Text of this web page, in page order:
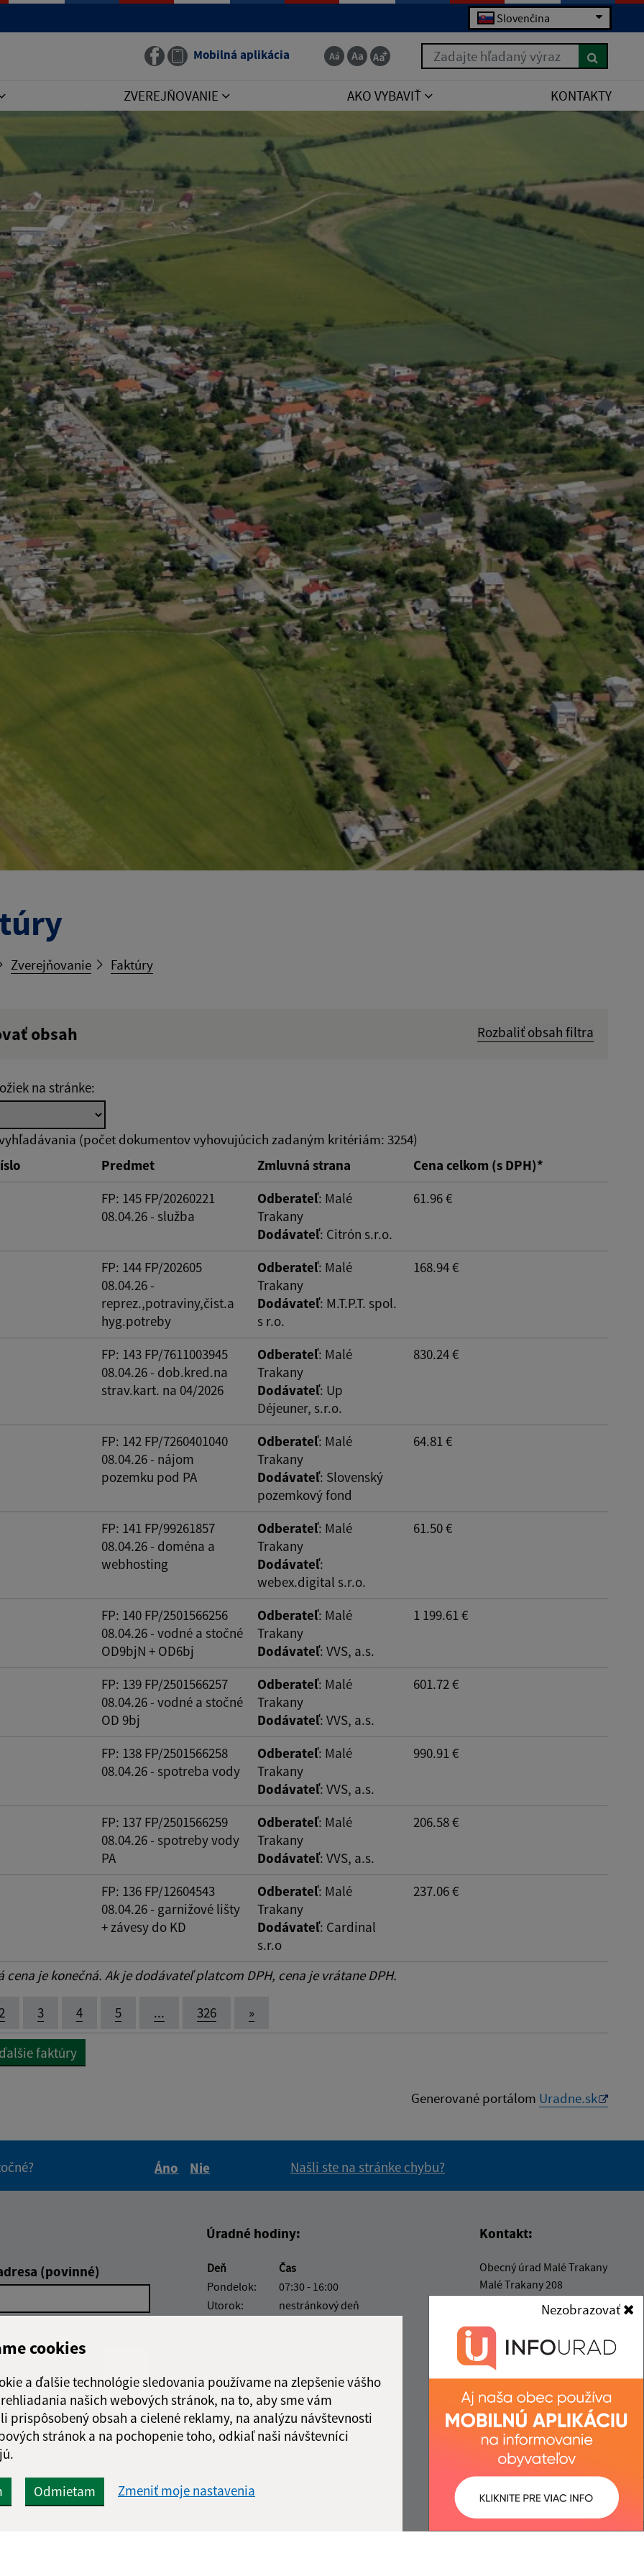
cookies
a ďalšie technológie sledovania používame na zlepšenie vášho
našich webových stránok, na to, aby sme vám
prispôsobený obsah a cielené reklamy, na analýzu návštevnosti
stránok a na pochopenie toho, odkiaľ naši návštevníci
Odmietam Zmeniť moje nastavenia
Nezobrazovať
Slovenčina
Mobilná aplikácia Zadajte hľadaný výraz
ZVEREJŇOVANIE AKO VYBAVIŤ KONTAKTY
Zverejňovanie Faktúry
obsah
Rozbaliť obsah filtra
Suma do:
Reset
na stránke:
(počet dokumentov vyhovujúcich zadaným kritériám: 3254)
Predmet Zmluvná strana
Cena celkom (s DPH)*
FP: 145 FP/20260221
08.04.26 - služba
Odberateľ: Malé
Trakany
Dodávateľ: Citrón s.r.o.
61.96 €
FP: 144 FP/202605
08.04.26 -
reprez.,potraviny,čist.a
hyg.potreby
Odberateľ: Malé
Trakany
Dodávateľ: M.T.P.T. spol.
s r.o.
168.94 €
FP: 143 FP/7611003945
08.04.26 - dob.kred.na
strav.kart. na 04/2026
Odberateľ: Malé
Trakany
Dodávateľ: Up
Déjeuner, s.r.o.
830.24 €
FP: 142 FP/7260401040
08.04.26 - nájom
pozemku pod PA
Odberateľ: Malé
Trakany
Dodávateľ: Slovenský
pozemkový fond
64.81 €
FP: 141 FP/99261857
08.04.26 - doména a
webhosting
Odberateľ: Malé
Trakany
Dodávateľ:
webex.digital s.r.o.
61.50 €
FP: 140 FP/2501566256
08.04.26 - vodné a stočné
OD9bjN + OD6bj
Odberateľ: Malé
Trakany
Dodávateľ: VVS, a.s.
1 199.61 €
FP: 139 FP/2501566257
08.04.26 - vodné a stočné
OD 9bj
Odberateľ: Malé
Trakany
Dodávateľ: VVS, a.s.
601.72 €
FP: 138 FP/2501566258
08.04.26 - spotreba vody
Odberateľ: Malé
Trakany
Dodávateľ: VVS, a.s.
990.91 €
FP: 137 FP/2501566259
08.04.26 - spotreby vody
PA
Odberateľ: Malé
Trakany
Dodávateľ: VVS, a.s.
206.58 €
FP: 136 FP/12604543
08.04.26 - garnižové lišty
+ závesy do KD
Odberateľ: Malé
Trakany
Dodávateľ: Cardinal
s.r.o
237.06 €
cena je konečná. Ak je dodávateľ platcom DPH, cena je vrátane DPH.
2 3 4 5 ... 326 »
faktúry
Generované portálom Uradne.sk
Áno
Nie
Našli ste na stránke chybu?
(povinné)
Odoslať
správu
Úradné hodiny:
Deň
Čas
Pondelok:
07:30 - 16:00
Utorok:
nestránkový deň
Kontakt:
Obecný úrad Malé Trakany
Malé Trakany 208
076 42 Veľké Trakany
info@maletrakany.sk
+421 56 635 54 08
IČO: 00331716